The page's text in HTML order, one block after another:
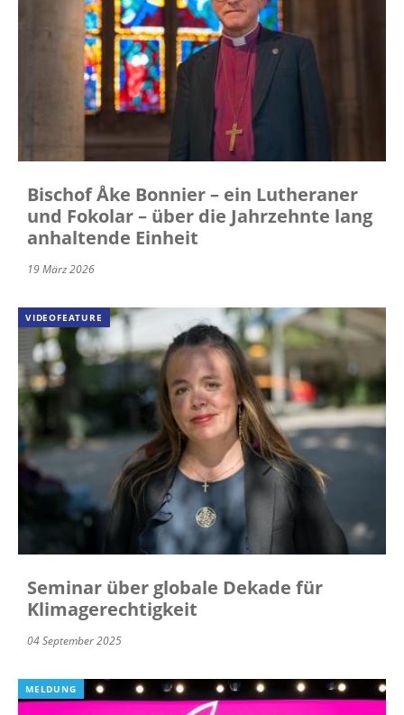
Bischof Åke Bonnier – ein Lutheraner
und Fokolar – über die Jahrzehnte lang
anhaltende Einheit
19 März 2026
VIDEOFEATURE
Seminar über globale Dekade für
Klimagerechtigkeit
04 September 2025
MELDUNG